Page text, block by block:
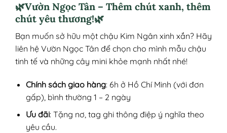
🌿Vườn Ngọc Tân – Thêm chút xanh, thêm
chút yêu thương!🌿
Bạn muốn sở hữu một chậu Kim Ngân xinh xắn? Hãy
liên hệ Vườn Ngọc Tân để chọn cho mình mẫu chậu
tinh tế và những cây mini khỏe mạnh nhất nhé!
Chính sách giao hàng: 6h ở Hồ Chí Minh (với đơn
gấp), bình thường 1 – 2 ngày
Ưu đãi: Tặng nơ, tag ghi thông điệp ý nghĩa theo
yêu cầu.